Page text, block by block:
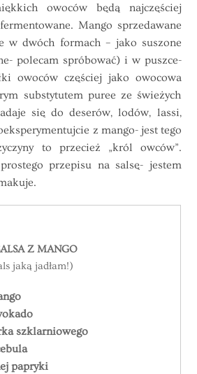
owoców będą najczęściej
Mango sprzedawane
w dwóch formach – jako suszone
polecam spróbować) i w puszce-
owoców częściej jako owocowa
substytutem puree ze świeżych
się do deserów, lodów, lassi,
z mango- jest tego
to przecież „król owców”.
przepisu na salsę- jestem
Z MANGO
jaką jadłam!)
szklarniowego
papryki